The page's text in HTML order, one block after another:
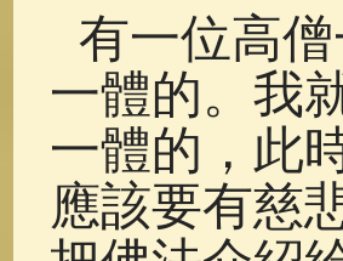
有一位高
一體的。我
一體的，此
應該要有慈